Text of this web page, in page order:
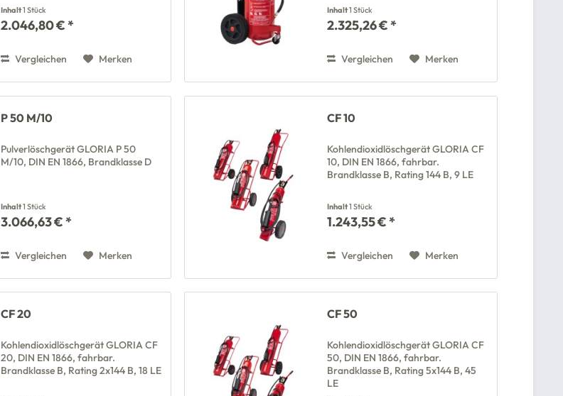
Inhalt1 Stück
2.046,80 € *
Vergleichen Merken
Inhalt1 Stück
2.325,26 € *
Vergleichen Merken
P 50 M/10
Pulverlöschgerät GLORIA P 50
M/10, DIN EN 1866, Brandklasse D
Inhalt1 Stück
3.066,63 € *
Vergleichen Merken
CF 10
Kohlendioxidlöschgerät GLORIA CF
10, DIN EN 1866, fahrbar.
Brandklasse B, Rating 144 B, 9 LE
Inhalt1 Stück
1.243,55 € *
Vergleichen Merken
CF 20
Kohlendioxidlöschgerät GLORIA CF
20, DIN EN 1866, fahrbar.
Brandklasse B, Rating 2x144 B, 18 LE
CF 50
Kohlendioxidlöschgerät GLORIA CF
50, DIN EN 1866, fahrbar.
Brandklasse B, Rating 5x144 B, 45
LE